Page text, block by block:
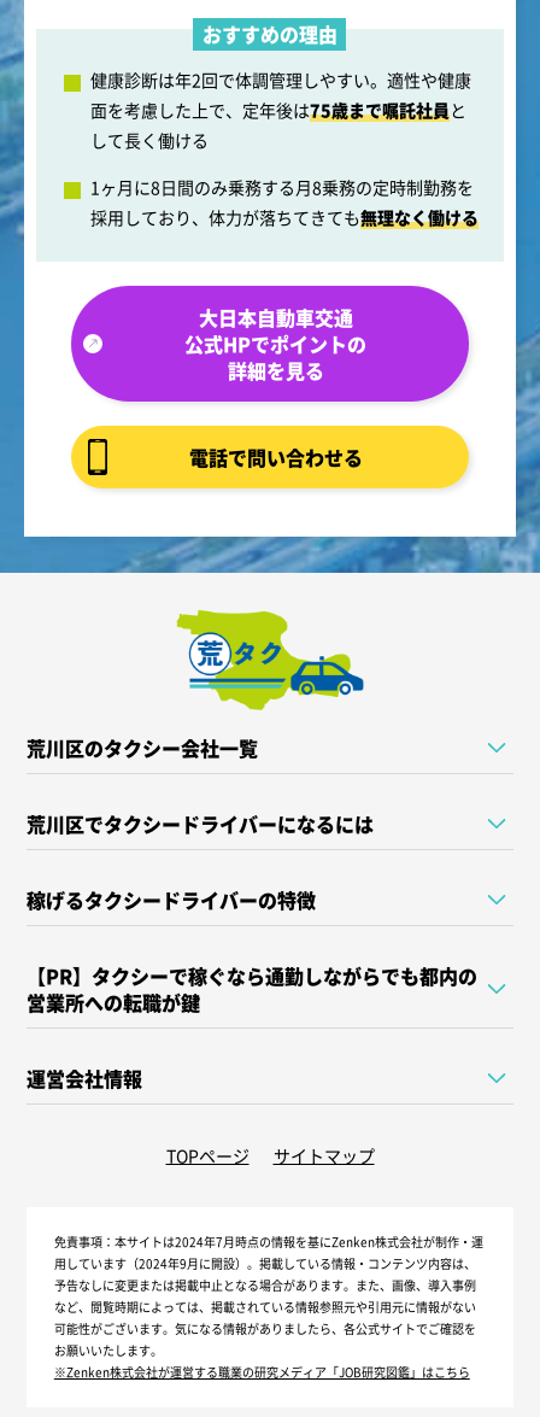
おすすめの理由
健康診断は年2回で体調管理しやすい。適性や健康
面を考慮した上で、定年後は75歳まで嘱託社員と
して長く働ける
1ヶ月に8日間のみ乗務する月8乗務の定時制勤務を
採用しており、体力が落ちてきても無理なく働ける
大日本自動車交通
公式HPでポイントの
詳細を見る
電話で問い合わせる
荒川区のタクシー会社一覧
荒川区でタクシードライバーになるには
稼げるタクシードライバーの特徴
【PR】タクシーで稼ぐなら通勤しながらでも都内の
営業所への転職が鍵
運営会社情報
TOPページ サイトマップ
免責事項： 本サイトは2024年7月時点の情報を基にZenken株式会社が制作・運
用しています（2024年9月に開設）。掲載している情報・コンテンツ内容は、
予告なしに変更または掲載中止となる場合があります。また、画像、導入事例
など、閲覧時期によっては、掲載されている情報参照元や引用元に情報がない
可能性がございます。気になる情報がありましたら、各公式サイトでご確認を
お願いいたします。
※Zenken株式会社が運営する職業の研究メディア「JOB研究図鑑」はこちら